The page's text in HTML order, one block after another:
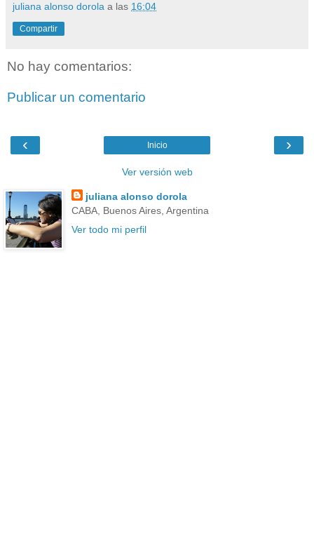
juliana alonso dorola a las 16:04
Compartir
No hay comentarios:
Publicar un comentario
‹ ›
Inicio
Ver versión web
juliana alonso dorola
CABA, Buenos Aires, Argentina
Ver todo mi perfil